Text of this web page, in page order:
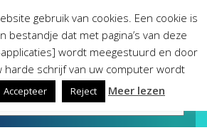
gebruik van cookies. Een cookie is
bestandje dat met pagina’s van deze
wordt meegestuurd en door
harde schrijf van uw computer wordt
Accepteer Reject Meer lezen